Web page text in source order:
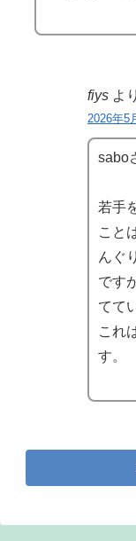
fiys よ
2026年5
sabo
若手
こと
んぐ
です
てて
これ
す。